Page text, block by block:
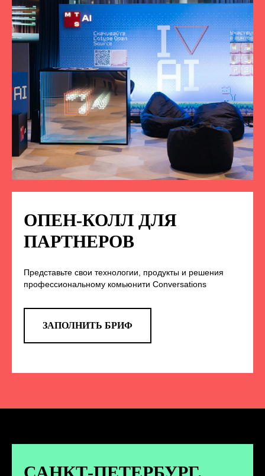
ОПЕН-КОЛЛ ДЛЯ
ПАРТНЕРОВ
Представьте свои технологии, продукты и решения
профессиональному комьюнити Conversations
ЗАПОЛНИТЬ БРИФ
НА НАС В СОЦСЕТЯХ
TELEGRAM
анонс новых спикеров и другие
новости конференции